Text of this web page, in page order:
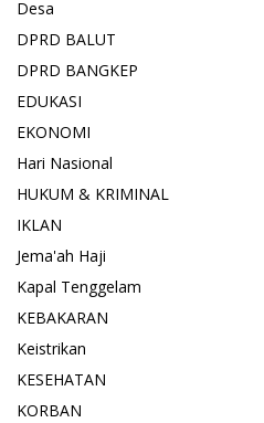
Desa
DPRD BALUT
DPRD BANGKEP
EDUKASI
EKONOMI
Hari Nasional
HUKUM & KRIMINAL
IKLAN
Jema'ah Haji
Kapal Tenggelam
KEBAKARAN
Keistrikan
KESEHATAN
KORBAN